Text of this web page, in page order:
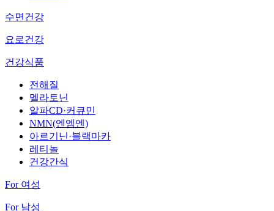
수면건강
요로건강
건강식품
전해질
멜라토닌
알파CD·커큐민
NMN(엔엠엔)
아르기닌·블랙마카
레티놀
건강간식
For 여성
For 남성